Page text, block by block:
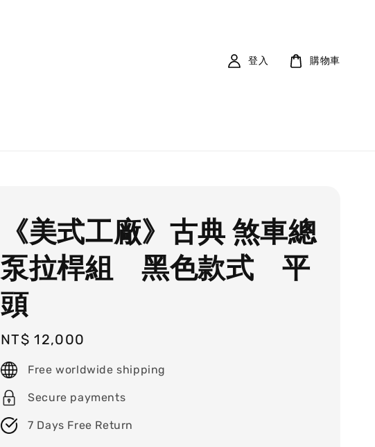
登入 購物車
《美式工廠》古典 煞車總
泵拉桿組 黑色款式 平
頭
Regular
price
NT$ 12,000
Free worldwide shipping
Secure payments
7 Days Free Return